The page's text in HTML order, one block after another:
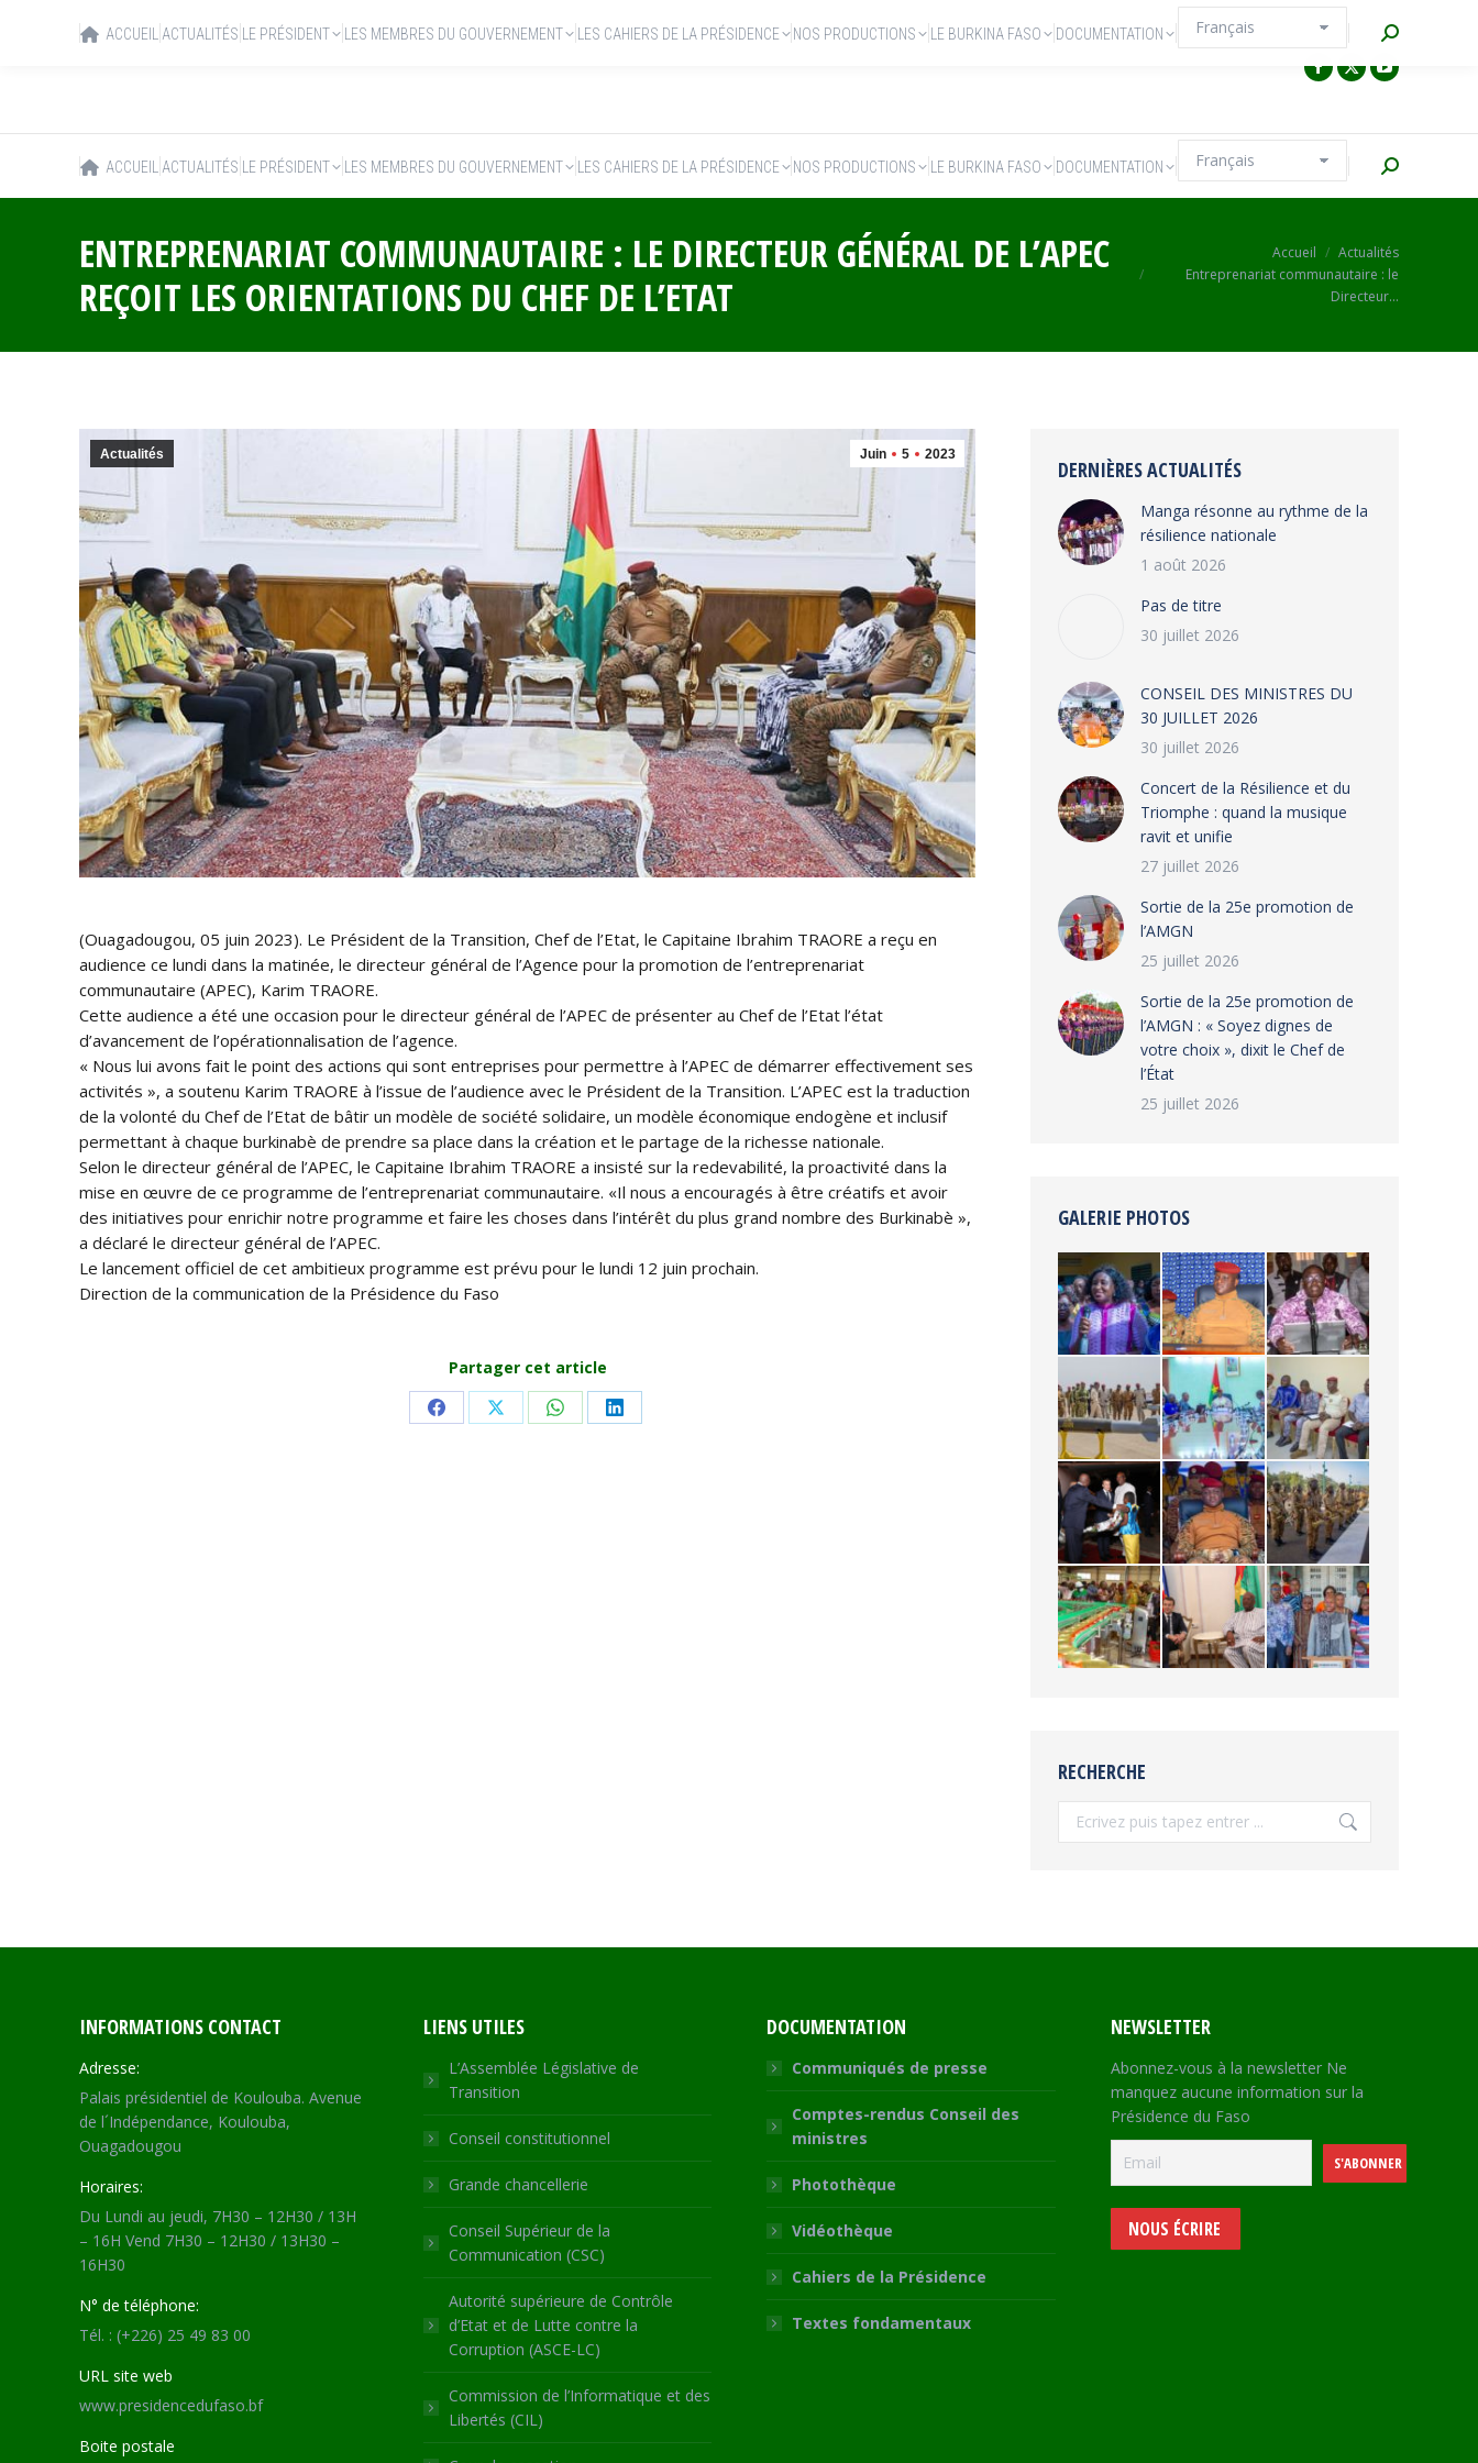
ACCUEIL ACTUALITÉS LE PRÉSIDENT LES MEMBRES DU GOUVERNEMENT LES CAHIERS DE LA PRÉSIDENCE NOS PRODUCTIONS LE BURKINA FASO DOCUMENTATION Recherche
ENTREPRENARIAT COMMUNAUTAIRE : LE DIRECTEUR GÉNÉRAL DE L’APEC
REÇOIT LES ORIENTATIONS DU CHEF DE L’ETAT
Accueil
Actualités
Entreprenariat communautaire : le
Directeur…
Juin 5 2023
Actualités
(Ouagadougou, 05 juin 2023). Le Président de la Transition, Chef de l’Etat, le Capitaine Ibrahim TRAORE a reçu en
audience ce lundi dans la matinée, le directeur général de l’Agence pour la promotion de l’entreprenariat
communautaire (APEC), Karim TRAORE.
Cette audience a été une occasion pour le directeur général de l’APEC de présenter au Chef de l’Etat l’état
d’avancement de l’opérationnalisation de l’agence.
« Nous lui avons fait le point des actions qui sont entreprises pour permettre à l’APEC de démarrer effectivement ses
activités », a soutenu Karim TRAORE à l’issue de l’audience avec le Président de la Transition. L’APEC est la traduction
de la volonté du Chef de l’Etat de bâtir un modèle de société solidaire, un modèle économique endogène et inclusif
permettant à chaque burkinabè de prendre sa place dans la création et le partage de la richesse nationale.
Selon le directeur général de l’APEC, le Capitaine Ibrahim TRAORE a insisté sur la redevabilité, la proactivité dans la
mise en œuvre de ce programme de l’entreprenariat communautaire. «Il nous a encouragés à être créatifs et avoir
des initiatives pour enrichir notre programme et faire les choses dans l’intérêt du plus grand nombre des Burkinabè »,
a déclaré le directeur général de l’APEC.
Le lancement officiel de cet ambitieux programme est prévu pour le lundi 12 juin prochain.
Direction de la communication de la Présidence du Faso
Partager cet article
Share Share Share Share
DERNIÈRES ACTUALITÉS
Manga résonne au rythme de la
résilience nationale
1 août 2026
Pas de titre
30 juillet 2026
CONSEIL DES MINISTRES DU
30 JUILLET 2026
30 juillet 2026
‎​Concert de la Résilience et du
Triomphe : quand la musique
ravit et unifie
27 juillet 2026
‎Sortie de la 25e promotion de
l’AMGN
25 juillet 2026
‎Sortie de la 25e promotion de
l’AMGN : « Soyez dignes de
votre choix », dixit le Chef de
l’État
25 juillet 2026
GALERIE PHOTOS
RECHERCHE
Recherche
INFORMATIONS CONTACT
Adresse:
Palais présidentiel de Koulouba. Avenue
de l´Indépendance, Koulouba,
Ouagadougou
Horaires:
Du Lundi au jeudi, 7H30 – 12H30 / 13H
– 16H Vend 7H30 – 12H30 / 13H30 –
16H30
N° de téléphone:
Tél. : (+226) 25 49 83 00
URL site web
www.presidencedufaso.bf
Boite postale
LIENS UTILES
L’Assemblée Législative de
Transition
Conseil constitutionnel
Grande chancellerie
Conseil Supérieur de la
Communication (CSC)
Autorité supérieure de Contrôle
d’Etat et de Lutte contre la
Corruption (ASCE-LC)
Commission de l’Informatique et des
Libertés (CIL)
DOCUMENTATION
Communiqués de presse
Comptes-rendus Conseil des
ministres
Photothèque
Vidéothèque
Cahiers de la Présidence
Textes fondamentaux
NEWSLETTER
Abonnez-vous à la newsletter Ne
manquez aucune information sur la
Présidence du Faso
NOUS ÉCRIRE
ACCUEIL ACTUALITÉS LE PRÉSIDENT LES MEMBRES DU GOUVERNEMENT LES CAHIERS DE LA PRÉSIDENCE NOS PRODUCTIONS LE BURKINA FASO DOCUMENTATION Recherche